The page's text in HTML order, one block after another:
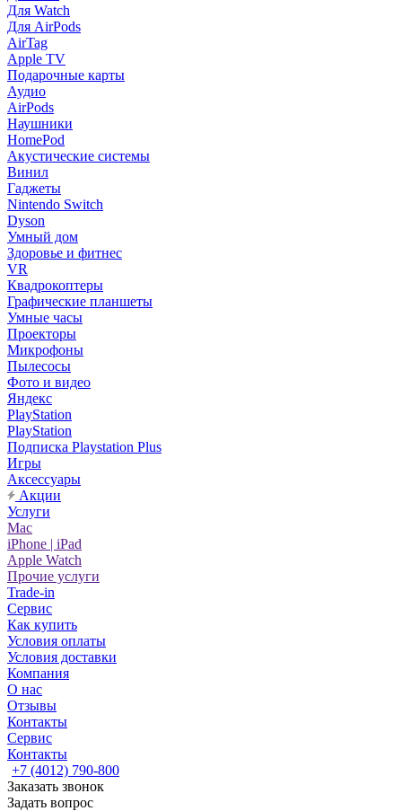
Для Watch
Для AirPods
AirTag
Apple TV
Подарочные карты
Аудио
AirPods
Наушники
HomePod
Акустические системы
Винил
Гаджеты
Nintendo Switch
Dyson
Умный дом
Здоровье и фитнес
VR
Квадрокоптеры
Графические планшеты
Умные часы
Проекторы
Микрофоны
Пылесосы
Фото и видео
Яндекс
PlayStation
PlayStation
Подписка Playstation Plus
Игры
Аксессуары
Акции
Услуги
Mac
iPhone | iPad
Apple Watch
Прочие услуги
Trade-in
Сервис
Как купить
Условия оплаты
Условия доставки
Компания
О нас
Отзывы
Контакты
Сервис
Контакты
+7 (4012) 790-800
Заказать звонок
Задать вопрос